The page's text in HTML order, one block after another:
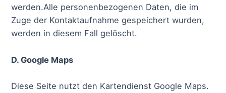
werden.Alle personenbezogenen Daten, die im
Zuge der Kontaktaufnahme gespeichert wurden,
werden in diesem Fall gelöscht.
D. Google Maps
Diese Seite nutzt den Kartendienst Google Maps.